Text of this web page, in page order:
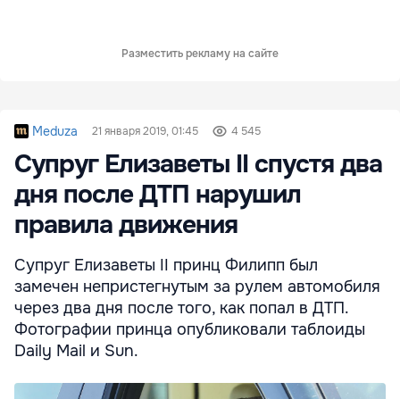
Разместить рекламу на сайте
Meduza 21 января 2019, 01:45 4 545
Супруг Елизаветы II спустя два
дня после ДТП нарушил
правила движения
Супруг Елизаветы II принц Филипп был
замечен непристегнутым за рулем автомобиля
через два дня после того, как попал в ДТП.
Фотографии принца опубликовали таблоиды
Daily Mail и Sun.